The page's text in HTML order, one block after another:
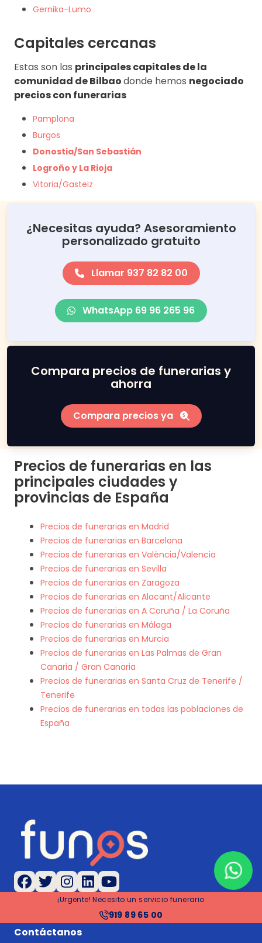
¡Urgente! Necesito un servicio funerario
919 89 65 00
Gernika-Lumo
Capitales cercanas
Estas son las principales capitales de la
comunidad de Bilbaodonde hemos negociado
precios con funerarias
Pamplona
Burgos
Donostia/San Sebastián
Logroño y La Rioja
Vitoria/Gasteiz
¿Necesitas ayuda? Asesoramiento
personalizado gratuito
Llamar 937 82 82 00
WhatsApp 69 96 265 96
Compara precios de funerarias y
ahorra
Compara precios ya
Precios de funerarias en las
principales ciudades y
provincias de España
Precios de funerarias en Madrid
Precios de funerarias en Barcelona
Precios de funerarias en València/Valencia
Precios de funerarias en Sevilla
Precios de funerarias en Zaragoza
Precios de funerarias en Alacant/Alicante
Precios de funerarias en A Coruña / La Coruña
Precios de funerarias en Málaga
Precios de funerarias en Murcia
Precios de funerarias en Las Palmas de Gran
Canaria / Gran Canaria
Precios de funerarias en Santa Cruz de Tenerife /
Tenerife
Precios de funerarias en todas las poblaciones de
España
Contáctanos